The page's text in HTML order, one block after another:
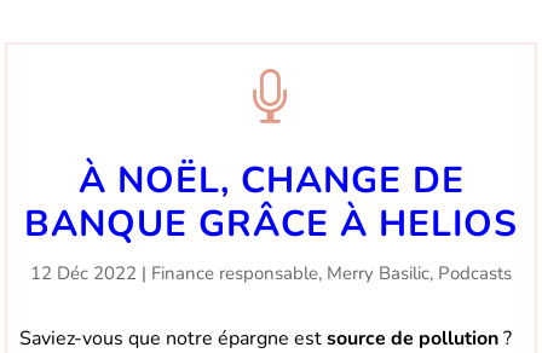

À NOËL, CHANGE DE
BANQUE GRÂCE À HELIOS
12 Déc 2022 | Finance responsable, Merry Basilic, Podcasts
Saviez-vous que notre épargne estsource de pollution?